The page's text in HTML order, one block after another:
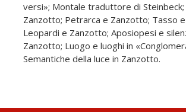
versi»; Montale traduttore di
Zanzotto; Petrarca e Zanzotto; Tasso
Leopardi e Zanzotto; Aposiopesi e
Zanzotto; Luogo e luoghi in
Semantiche della luce in Zanzotto.